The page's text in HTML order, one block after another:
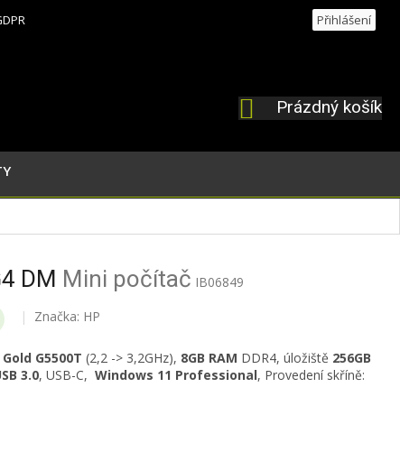
Přihlášení
NÁKUPNÍ
Prázdný košík
DM Mini počítač IB06849
Značka: HP
G5500T (2,2 -> 3,2GHz), 8GB RAM DDR4, úložiště 256GB
3.0, USB-C, Windows 11 Professional, Provedení skříně: